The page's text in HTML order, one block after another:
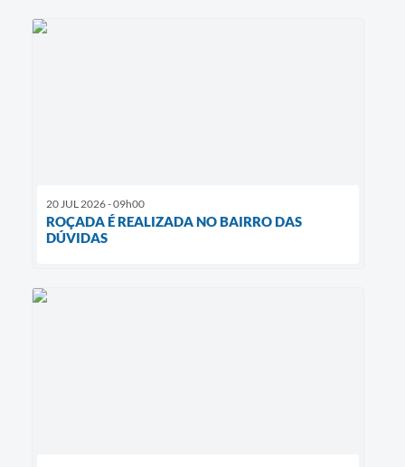
20 JUL 2026 - 09h00
ROÇADA É REALIZADA NO BAIRRO DAS
DÚVIDAS